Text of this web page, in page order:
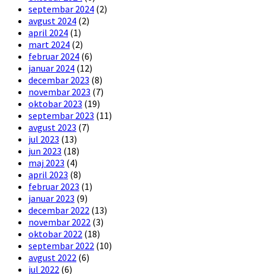
septembar 2024 (2)
avgust 2024 (2)
april 2024 (1)
mart 2024 (2)
februar 2024 (6)
januar 2024 (12)
decembar 2023 (8)
novembar 2023 (7)
oktobar 2023 (19)
septembar 2023 (11)
avgust 2023 (7)
jul 2023 (13)
jun 2023 (18)
maj 2023 (4)
april 2023 (8)
februar 2023 (1)
januar 2023 (9)
decembar 2022 (13)
novembar 2022 (3)
oktobar 2022 (18)
septembar 2022 (10)
avgust 2022 (6)
jul 2022 (6)